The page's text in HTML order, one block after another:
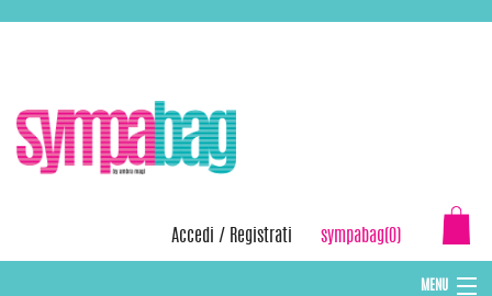
Accedi / Registrati sympabag(0)
MENU